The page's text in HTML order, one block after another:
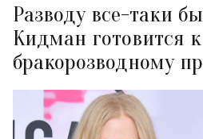
Разводу все-таки
Кидман готовится к
бракорозводному